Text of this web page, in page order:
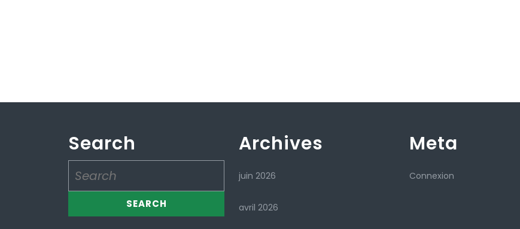
Search
for:
Archives
juin 2026
avril 2026
Meta
Connexion